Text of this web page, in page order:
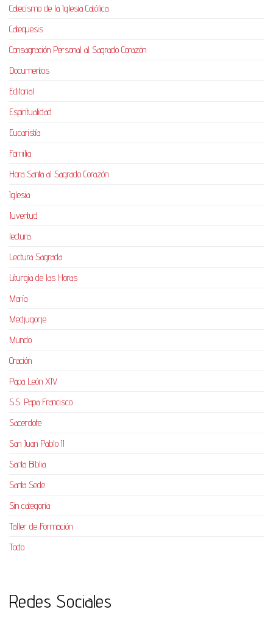
Catecismo de la Iglesia Católica
Catequesis
Consagración Personal al Sagrado Corazón
Documentos
Editorial
Espiritualidad
Eucaristía
Familia
Hora Santa al Sagrado Corazón
Iglesia
Juventud
lectura
Lectura Sagrada
Liturgia de las Horas
María
Medjugorje
Mundo
Oración
Papa León XIV
S.S. Papa Francisco
Sacerdote
San Juan Pablo II
Santa Biblia
Santa Sede
Sin categoría
Taller de Formación
Todo
Redes Sociales